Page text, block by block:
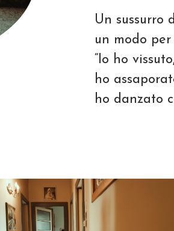
Un sussurro
un modo
“Io ho
ho
ho danzato